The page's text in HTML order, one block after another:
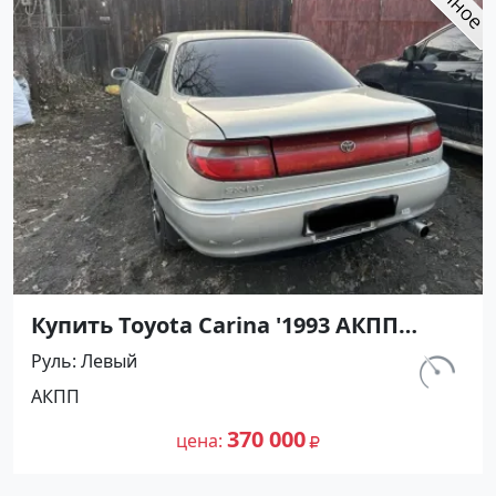
Купить Toyota Carina '1993 АКПП
(1600/116 л.с.) Бензин инжектор
Апшеронск цвет Серый Седан по
цене 370000 рублей, объявление
№27325 на сайте Авторынок23
км.
Руль Левый
АКПП
цена 370 000